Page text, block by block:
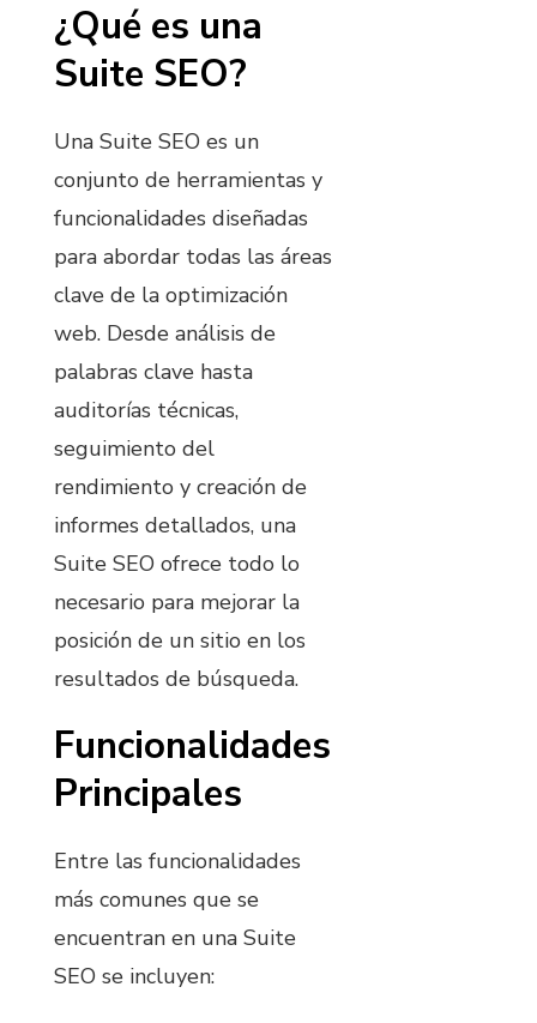
¿Qué es una
Suite SEO?
Una Suite SEO es un
conjunto de herramientas y
funcionalidades diseñadas
para abordar todas las áreas
clave de la optimización
web. Desde análisis de
palabras clave hasta
auditorías técnicas,
seguimiento del
rendimiento y creación de
informes detallados, una
Suite SEO ofrece todo lo
necesario para mejorar la
posición de un sitio en los
resultados de búsqueda.
Funcionalidades
Principales
Entre las funcionalidades
más comunes que se
encuentran en una Suite
SEO se incluyen: